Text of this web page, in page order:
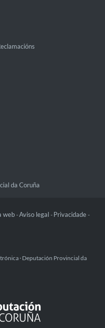
da Coruña
web -Aviso legal - Privacidade -
· Deputación Provincial da